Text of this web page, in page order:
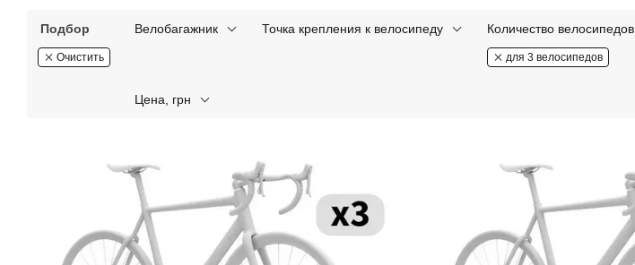
Подбор
Очистить
Велобагажник Точка крепления к велосипеду Количество велосипедов
для 3 велосипедов
Цена, грн